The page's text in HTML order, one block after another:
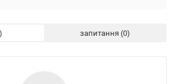
запитання